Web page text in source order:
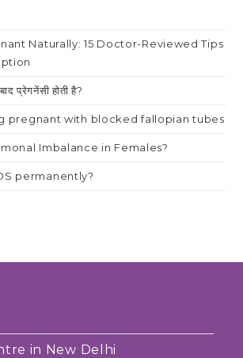
Naturally: 15 Doctor-Reviewed Tips
प्रेगनेंसी होती है?
pregnant with blocked fallopian tubes
Imbalance in Females?
permanently?
in New Delhi